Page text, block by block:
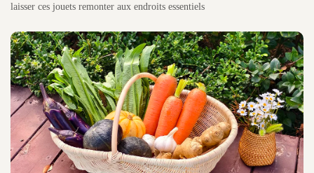
laisser ces jouets remonter aux endroits essentiels